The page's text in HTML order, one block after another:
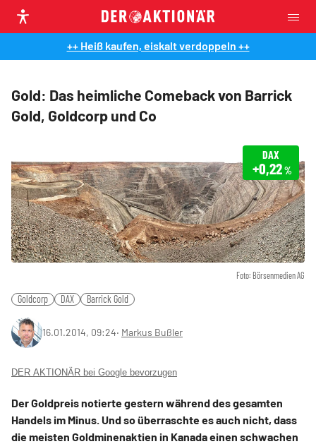
++ Heiß kaufen, eiskalt verdoppeln ++
Gold: Das heimliche Comeback von Barrick
Gold, Goldcorp und Co
Foto: Börsenmedien AG
DAX
+0,22%
Goldcorp DAX Barrick Gold
16.01.2014, 09:24‧ Markus Bußler
DER AKTIONÄR bei Google bevorzugen
Der Goldpreis notierte gestern während des gesamten
Handels im Minus. Und so überraschte es auch nicht, dass
die meisten Goldminenaktien in Kanada einen schwachen